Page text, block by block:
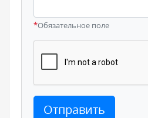
*Обязательное поле
Отправить